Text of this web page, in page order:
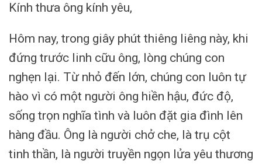
Kính thưa ông kính yêu,
Hôm nay, trong giây phút thiêng liêng này, khi
đứng trước linh cữu ông, lòng chúng con
nghẹn lại. Từ nhỏ đến lớn, chúng con luôn tự
hào vì có một người ông hiền hậu, đức độ,
sống trọn nghĩa tình và luôn đặt gia đình lên
hàng đầu. Ông là người chở che, là trụ cột
tinh thần, là người truyền ngọn lửa yêu thương